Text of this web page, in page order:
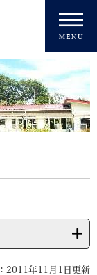
2011年11月1日更新